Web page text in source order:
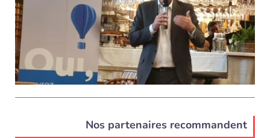
Nos partenaires recommandent